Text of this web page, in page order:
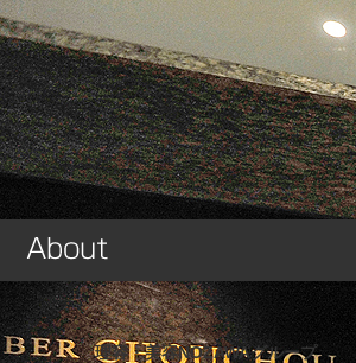
理容・美容NOZAWAグループ